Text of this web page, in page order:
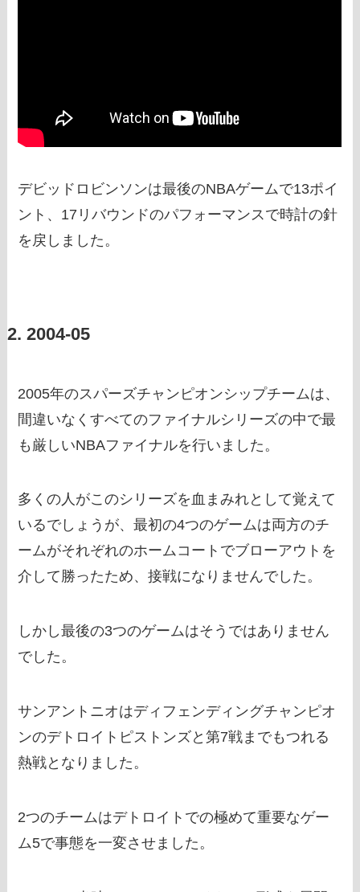
デビッドロビンソンは最後のNBAゲームで13ポイ
ント、17リバウンドのパフォーマンスで時計の針
を戻しました。
2. 2004-05
2005年のスパーズチャンピオンシップチームは、
間違いなくすべてのファイナルシリーズの中で最
も厳しいNBAファイナルを行いました。
多くの人がこのシリーズを血まみれとして覚えて
いるでしょうが、最初の4つのゲームは両方のチ
ームがそれぞれのホームコートでブローアウトを
介して勝ったため、接戦になりませんでした。
しかし最後の3つのゲームはそうではありません
でした。
サンアントニオはディフェンディングチャンピオ
ンのデトロイトピストンズと第7戦までもつれる
熱戦となりました。
2つのチームはデトロイトでの極めて重要なゲー
ム5で事態を一変させました。